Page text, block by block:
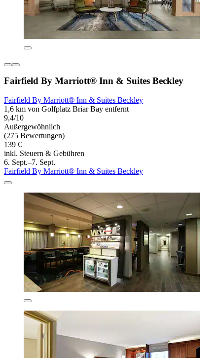
Fairfield By Marriott® Inn & Suites Beckley
Fairfield By Marriott® Inn & Suites Beckley
1,6 km von Golfplatz Briar Bay entfernt
9,4/10
Außergewöhnlich
(275 Bewertungen)
139 €
inkl. Steuern & Gebühren
6. Sept.–7. Sept.
Fairfield By Marriott® Inn & Suites Beckley